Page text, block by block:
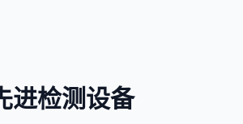
进检测设备